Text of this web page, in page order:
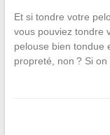
Et si tondre votre
vous pouviez tondre
pelouse bien tondue
propreté, non ? Si